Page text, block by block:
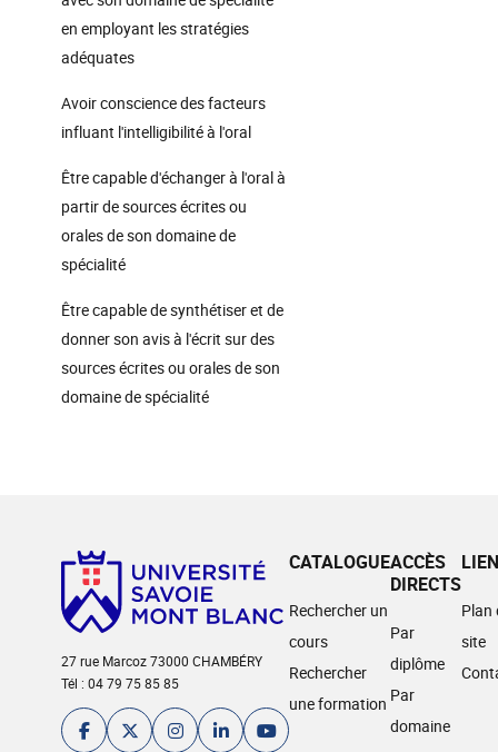
en employant les stratégies
adéquates
Avoir conscience des facteurs
influant l'intelligibilité à l'oral
Être capable d'échanger à l'oral à
partir de sources écrites ou
orales de son domaine de
spécialité
Être capable de synthétiser et de
donner son avis à l'écrit sur des
sources écrites ou orales de son
domaine de spécialité
27 rue Marcoz 73000 CHAMBÉRY
Tél : 04 79 75 85 85
CATALOGUE
Rechercher un
cours
Rechercher
une formation
ACCÈS
DIRECTS
Par
diplôme
Par
domaine
Plan
site